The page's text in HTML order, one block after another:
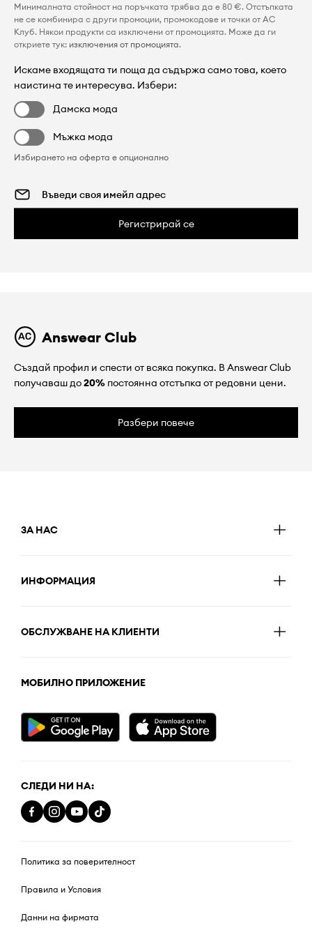
Минималната стойност на поръчката трябва да е 80 €. Отстъпката
не се комбинира с други промоции, промокодове и точки от AC
Клуб. Някои продукти са изключени от промоцията. Може да ги
откриете тук: изключения от промоцията.
Искаме входящата ти поща да съдържа само това, което
наистина те интересува. Избери:
Дамска мода
Мъжка мода
Избирането на оферта е опционално
Регистрирай се
Answear Club
Създай профил и спести от всяка покупка. В Answear Club
получаваш до20% постоянна отстъпка от редовни цени.
Разбери повече
ЗА НАС
ИНФОРМАЦИЯ
ОБСЛУЖВАНЕ НА КЛИЕНТИ
МОБИЛНО ПРИЛОЖЕНИЕ
СЛЕДИ НИ НА:
Политика за поверителност
Правила и Условия
Данни на фирмата